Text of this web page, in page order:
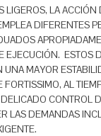
LIGEROS, LA ACCIÓN
DIFERENTES
EJECUCIÓN. ESTOS
UNA MAYOR
FORTISSIMO, AL
CONTROL
LAS DEMANDAS